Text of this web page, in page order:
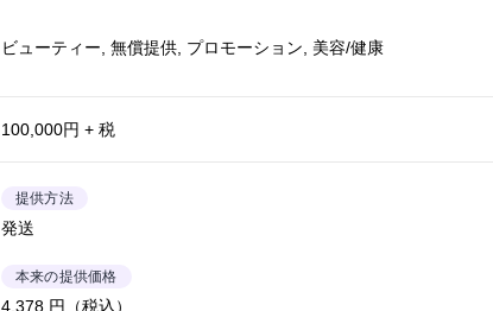
ビューティー, 無償提供, プロモーション, 美容/健康
100,000円 + 税
提供方法
発送
本来の提供価格
4,378 円（税込）